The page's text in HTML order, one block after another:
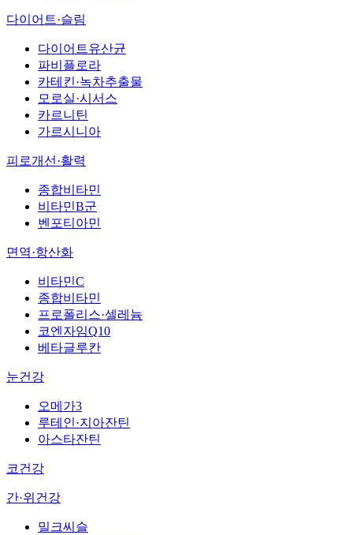
다이어트·슬림
다이어트유산균
파비플로라
카테킨·녹차추출물
모로실·시서스
카르니틴
가르시니아
피로개선·활력
종합비타민
비타민B군
벤포티아민
면역·항산화
비타민C
종합비타민
프로폴리스·셀레늄
코엔자임Q10
베타글루칸
눈건강
오메가3
루테인·지아잔틴
아스타잔틴
코건강
간·위건강
밀크씨슬